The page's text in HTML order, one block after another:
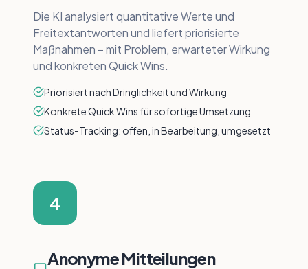
Die KI analysiert quantitative Werte und
Freitextantworten und liefert priorisierte
Maßnahmen – mit Problem, erwarteter Wirkung
und konkreten Quick Wins.
Priorisiert nach Dringlichkeit und Wirkung
Konkrete Quick Wins für sofortige Umsetzung
Status-Tracking: offen, in Bearbeitung, umgesetzt
4
Anonyme Mitteilungen